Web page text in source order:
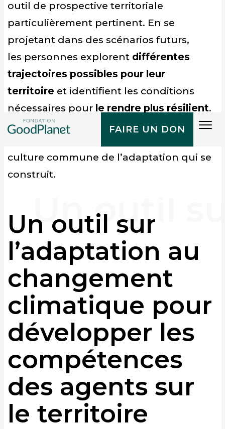
FAIRE UN DON
outil de prospective territoriale
particulièrement pertinent. En se
projetant dans des scénarios futurs,
les personnes explorent différentes
trajectoires possibles pour leur
territoire et identifient les conditions
nécessaires pour le rendre plus résilient.
culture commune de l’adaptation qui se
construit.
Un outil sur
l’adaptation au
changement
climatique pour
développer les
compétences
des agents sur
le territoire